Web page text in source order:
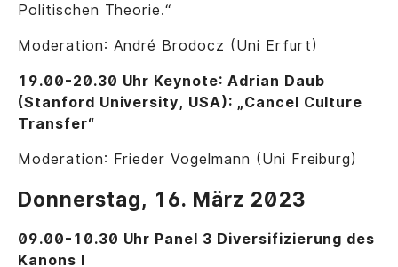
Politischen Theorie.“
Moderation: André Brodocz (Uni Erfurt)
19.00-20.30 Uhr Keynote: Adrian Daub
(Stanford University, USA): „Cancel Culture
Transfer“
Moderation: Frieder Vogelmann (Uni Freiburg)
Donnerstag, 16. März 2023
09.00-10.30 Uhr Panel 3 Diversifizierung des
Kanons I